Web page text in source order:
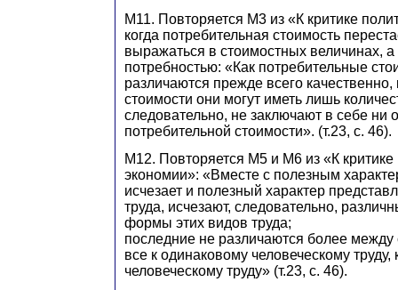
М11. Повторяется М3 из «К критике
когда потребительная стоимость
выражаться в стоимостных величинах, а
потребностью: «Как потребительные
различаются прежде всего
стоимости они могут иметь лишь
следовательно, не заключают в себе ни
потребительной стоимости». (т.23, с. 46).
М12. Повторяется М5 и М6 из «К критике
экономии»: «Вместе с полезным
исчезает и полезный характер
труда, исчезают, следовательно,
формы этих видов труда;
последние не различаются более между
все к одинаковому человеческому труду,
человеческому труду» (т.23, с. 46).